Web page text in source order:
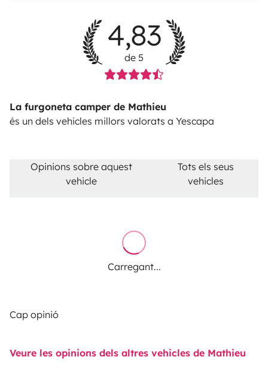
4,83
de 5
La furgoneta camper de Mathieu
és un dels vehicles millors valorats a Yescapa
Opinions sobre aquest
vehicle
Tots els seus
vehicles
Carregant...
Cap opinió
Veure les opinions dels altres vehicles de Mathieu